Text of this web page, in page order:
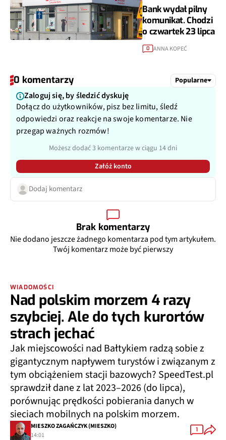
Bank wydał pilny
komunikat. Chodzi
o czwartek 23 lipca
0 ANNA KOPEĆ
0 komentarzy Popularne
Zaloguj się, by śledzić dyskuję
Dołącz do użytkowników, pisz bez limitu, śledź
odpowiedzi oraz reakcje na swoje komentarze. Nie
przegap ważnych rozmów!
Możesz dodać 3 komentarze w ciągu 14 dni
Załóż konto
Dodaj komentarz
Brak komentarzy
Nie dodano jeszcze żadnego komentarza pod tym artykułem.
Twój komentarz może być pierwszy
WIADOMOŚCI
Nad polskim morzem 4 razy
szybciej. Ale do tych kurortów
strach jechać
Jak miejscowości nad Bałtykiem radzą sobie z
gigantycznym napływem turystów i związanym z
tym obciążeniem stacji bazowych? SpeedTest.pl
sprawdził dane z lat 2023–2026 (do lipca),
porównując prędkości pobierania danych w
sieciach mobilnych na polskim morzem.
MIESZKO ZAGAŃCZYK (MIESZKO)
14:01
1